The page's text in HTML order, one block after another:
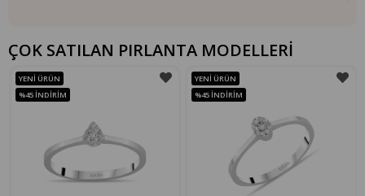
ÇOK SATILAN PIRLANTA MODELLERİ
YENI ÜRÜN
%45 İNDIRIM
YENI ÜRÜN
%45 İNDIRIM